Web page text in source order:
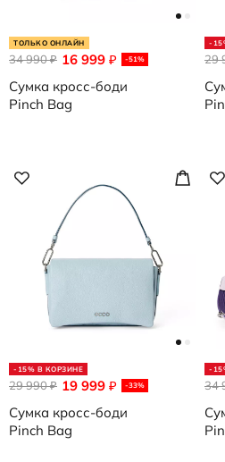
ТОЛЬКО ОНЛАЙН
16 999 ₽ -51%
34 990₽
Сумка кросс-боди
Pinch Bag
-
29
-15% В КОРЗИНЕ
19 999 ₽ -33%
29 990₽
Сумка кросс-боди
Pinch Bag
-
34